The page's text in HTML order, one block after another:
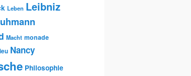
Leben Leibniz
Macht monade
Nancy
Philosophie